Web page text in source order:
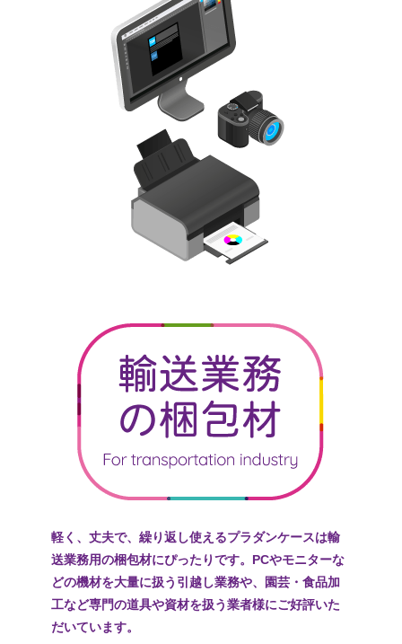
軽く、丈夫で、繰り返し使えるプラダンケースは輸
送業務用の梱包材にぴったりです。PCやモニターな
どの機材を大量に扱う引越し業務や、園芸・食品加
工など専門の道具や資材を扱う業者様にご好評いた
だいています。